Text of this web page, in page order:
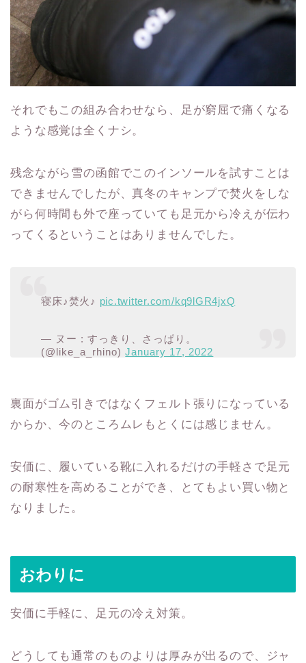
それでもこの組み合わせなら、足が窮屈で痛くなる
ような感覚は全くナシ。
残念ながら雪の函館でこのインソールを試すことは
できませんでしたが、真冬のキャンプで焚火をしな
がら何時間も外で座っていても足元から冷えが伝わ
ってくるということはありませんでした。
寝床♪焚火♪ pic.twitter.com/kq9lGR4jxQ
— ヌー : すっきり、さっぱり。
(@like_a_rhino)January 17, 2022
裏面がゴム引きではなくフェルト張りになっている
からか、今のところムレもとくには感じません。
安価に、履いている靴に入れるだけの手軽さで足元
の耐寒性を高めることができ、とてもよい買い物と
なりました。
おわりに
安価に手軽に、足元の冷え対策。
どうしても通常のものよりは厚みが出るので、ジャ